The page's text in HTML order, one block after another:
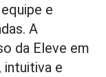
e
A
da Eleve em
e